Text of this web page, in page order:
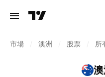
市場 澳洲 股票 所